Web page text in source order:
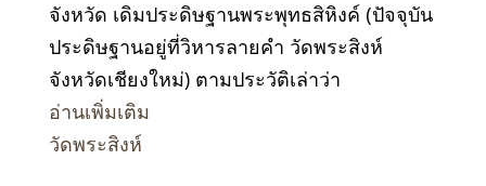
จังหวัด เดิมประดิษฐานพระพุทธสิหิงค์ (ปัจจุบัน
ประดิษฐานอยู่ที่วิหารลายคำ วัดพระสิงห์
จังหวัดเชียงใหม่) ตามประวัติเล่าว่า
อ่านเพิ่มเติม
วัดพระสิงห์